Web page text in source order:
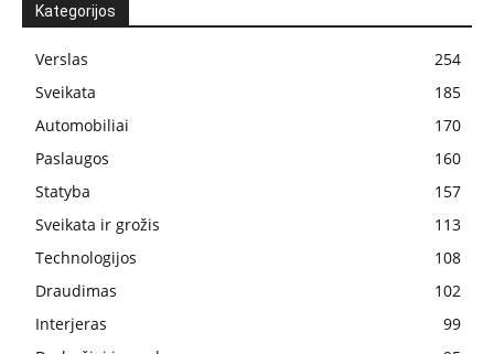
Kategorijos
Verslas
254
Sveikata
185
Automobiliai
170
Paslaugos
160
Statyba
157
Sveikata ir grožis
113
Technologijos
108
Draudimas
102
Interjeras
99